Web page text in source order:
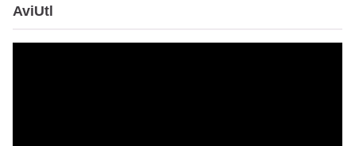
AviUtl